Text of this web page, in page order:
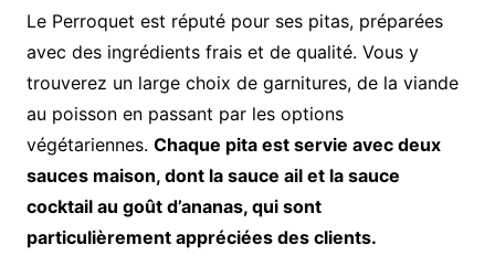
Le Perroquet est réputé pour ses pitas, préparées
avec des ingrédients frais et de qualité. Vous y
trouverez un large choix de garnitures, de la viande
au poisson en passant par les options
végétariennes. Chaque pita est servie avec deux
sauces maison, dont la sauce ail et la sauce
cocktail au goût d’ananas, qui sont
particulièrement appréciées des clients.